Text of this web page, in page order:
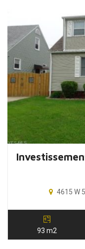
4615 W
93 m2